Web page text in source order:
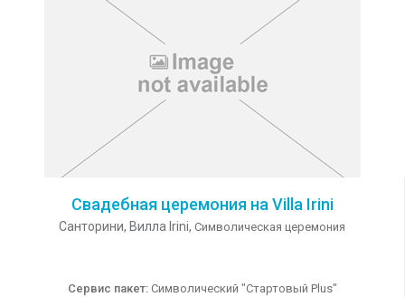
Свадебная церемония на Villa Irini
Санторини, Вилла Irini, Символическая церемония
Сервис пакет: Символический "Стартовый Plus"